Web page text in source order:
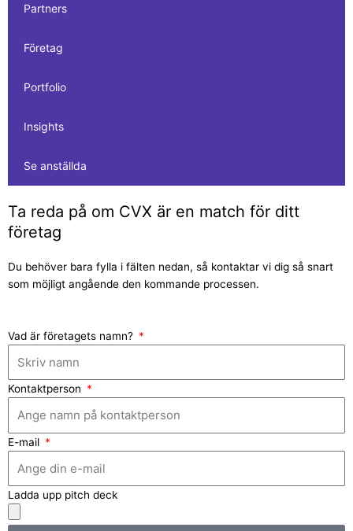
Partners
Företag
Portfolio
Insights
Se anställda
Ta reda på om CVX är en match för ditt
företag
Du behöver bara fylla i fälten nedan, så kontaktar vi dig så snart
som möjligt angående den kommande processen.
Vad är företagets namn?
Kontaktperson
E-mail
Ladda upp pitch deck